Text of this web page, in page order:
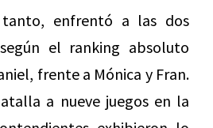
enfrentó a las dos
el ranking absoluto
frente a Mónica y Fran.
a nueve juegos en la